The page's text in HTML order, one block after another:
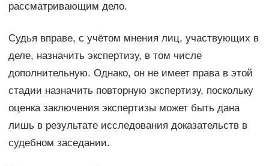
рассматривающим дело.
Судья вправе, с учётом мнения лиц, участвующих в
деле, назначить экспертизу, в том числе
дополнительную. Однако, он не имеет права в этой
стадии назначить повторную экспертизу, поскольку
оценка заключения экспертизы может быть дана
лишь в результате исследования доказательств в
судебном заседании.